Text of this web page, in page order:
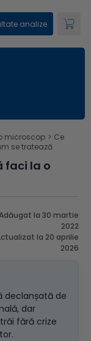
analize
microscop > Ce
se tratează
faci la o
la 30 martie
2022
la 20 aprilie
2026
declanșată de
dar
fără crize